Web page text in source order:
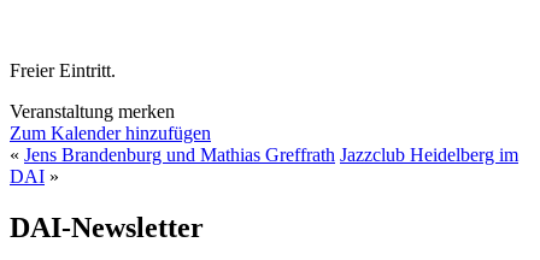
Freier Eintritt.
Veranstaltung merken
Zum Kalender hinzufügen
« Jens Brandenburg und Mathias Greffrath Jazzclub Heidelberg im
DAI »
DAI-Newsletter